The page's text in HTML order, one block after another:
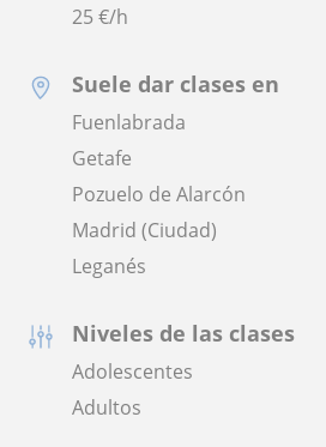
25€/h
Suele dar clases en
Fuenlabrada
Getafe
Pozuelo de Alarcón
Madrid (Ciudad)
Leganés
Niveles de las clases
Adolescentes
Adultos